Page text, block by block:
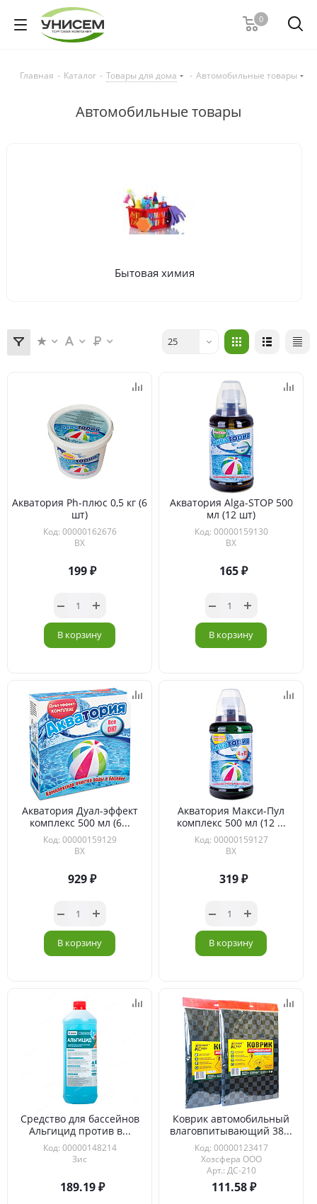
0
Главная - Каталог - Товары для дома - Автомобильные товары
Автомобильные товары
Бытовая химия
25
Акватория Рh-плюс 0,5 кг (6
шт)
Код: 00000162676
ВХ
199
В корзину
Акватория Alga-STOP 500
мл (12 шт)
Код: 00000159130
ВХ
165
В корзину
Акватория Дуал-эффект
комплекс 500 мл (6...
Код: 00000159129
ВХ
929
В корзину
Акватория Макси-Пул
комплекс 500 мл (12 ...
Код: 00000159127
ВХ
319
В корзину
Средство для бассейнов
Альгицид против в...
Код: 00000148214
Зис
189.19
Коврик автомобильный
влаговпитывающий 38...
Код: 00000123417
Хозсфера ООО
Арт.: ДС-210
111.58